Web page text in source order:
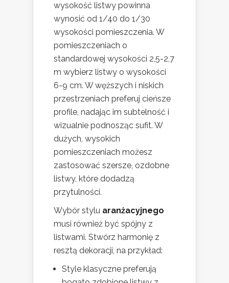
wysokość listwy powinna
wynosić od 1/40 do 1/30
wysokości pomieszczenia. W
pomieszczeniach o
standardowej wysokości 2,5-2,7
m wybierz listwy o wysokości
6-9 cm. W węższych i niskich
przestrzeniach preferuj cieńsze
profile, nadając im subtelność i
wizualnie podnosząc sufit. W
dużych, wysokich
pomieszczeniach możesz
zastosować szersze, ozdobne
listwy, które dodadzą
przytulności.
Wybór stylu aranżacyjnego
musi również być spójny z
listwami. Stwórz harmonię z
resztą dekoracji, na przykład:
Style klasyczne preferują